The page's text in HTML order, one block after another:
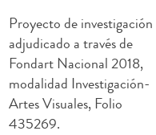
Proyecto de investigación
adjudicado a través de
Fondart Nacional 2018,
modalidad Investigación-
Artes Visuales, Folio
435269.